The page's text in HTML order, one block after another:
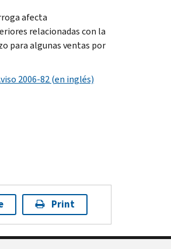
afecta
relacionadas con la
para algunas ventas por
2006-82 (en inglés)
Print